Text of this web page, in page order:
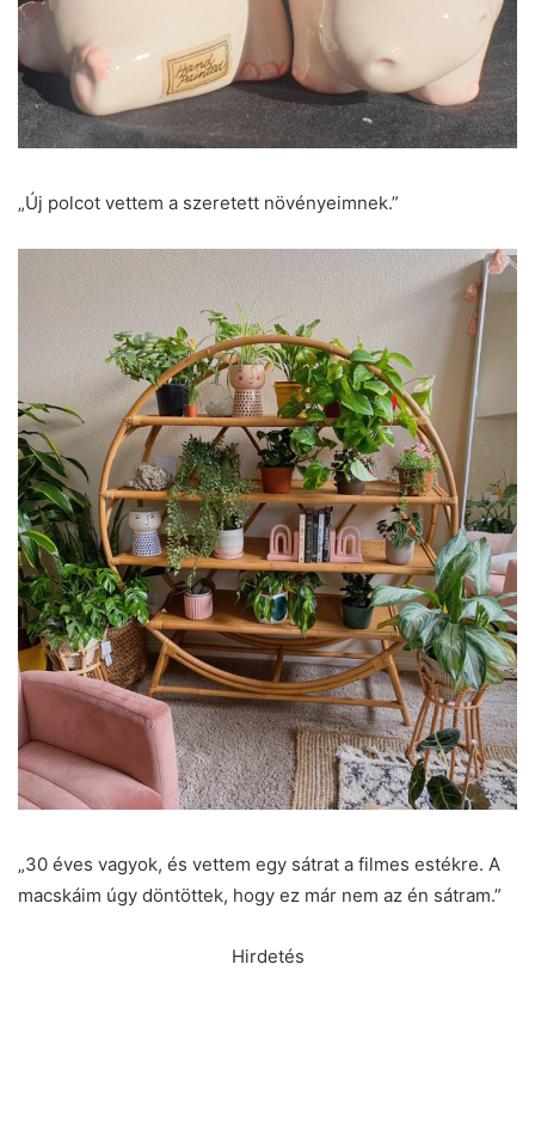
„Új polcot vettem a szeretett növényeimnek.”
„30 éves vagyok, és vettem egy sátrat a filmes estékre. A
macskáim úgy döntöttek, hogy ez már nem az én sátram.”
Hirdetés